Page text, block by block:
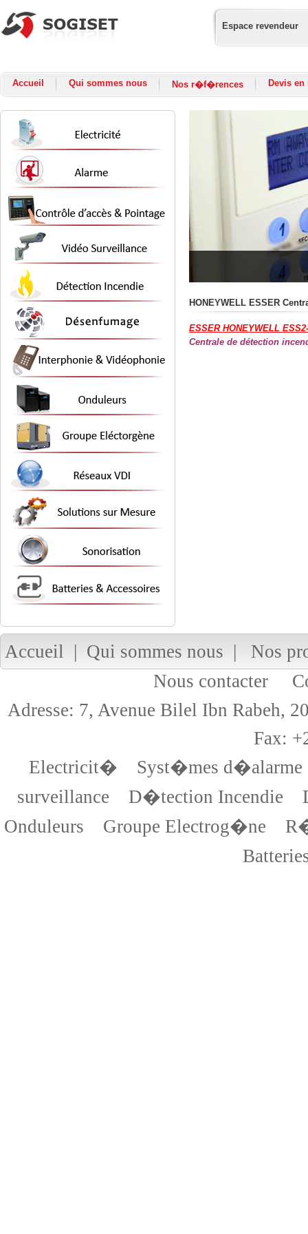
Espace revendeur
Accueil Qui sommes nous Nos r�f�rences Devis
HONEYWELL ESSER
ESSER HONEYWELL
Centrale de détection
Accueil | Qui sommes nous | Nos
Nous contacter
Adresse: 7, Avenue Bilel Ibn
Fax:
Electricit�
Syst�mes d�alarme
surveillance
D�tection Incendie
Onduleurs
Groupe Electrog�ne